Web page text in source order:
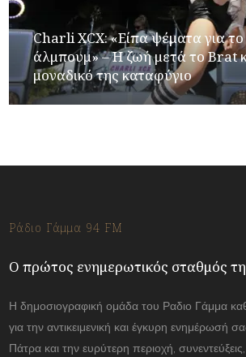
Charli XCX: «Είπα ψέματα για το
άλμπουμ» – Η ζωή μετά το Brat
μοναδικό της καταφύγιο
Ράδιο Γάμμα 94 FM
Ο πρώτος ενημερωτικός σταθμός
Η δημοσιογραφική ομάδα του Ραδιο Γάμμα
για την αντικειμενική και έγκυρη ενημέρωσή
Πάτρα και την ευρύτερη περιοχή,